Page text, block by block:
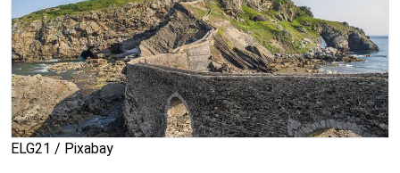
ELG21 / Pixabay